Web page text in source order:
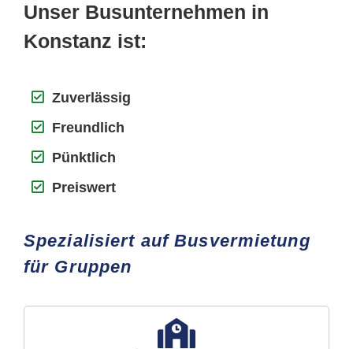
Unser Busunternehmen in
Konstanz ist:
Zuverlässig
Freundlich
Pünktlich
Preiswert
Spezialisiert auf Busvermietung
für Gruppen